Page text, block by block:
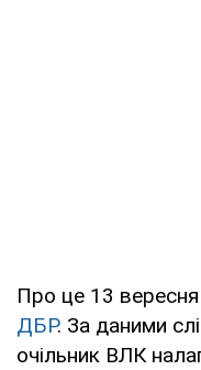
Про це 13
ДБР. За даними
очільник ВЛК